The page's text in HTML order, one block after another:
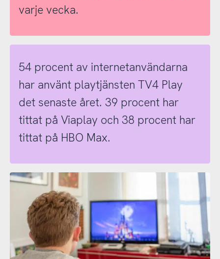
varje vecka.
54 procent av internetanvändarna
har använt playtjänsten TV4 Play
det senaste året. 39 procent har
tittat på Viaplay och 38 procent har
tittat på HBO Max.